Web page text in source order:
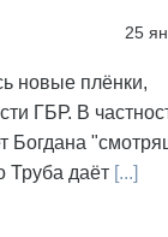
25
новые плёнки,
ГБР. В
Богдана
Труба даёт [...]